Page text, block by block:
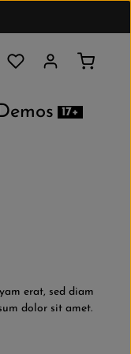
Du hast 0 Produkte
17+
erat, sed diam
dolor sit amet.